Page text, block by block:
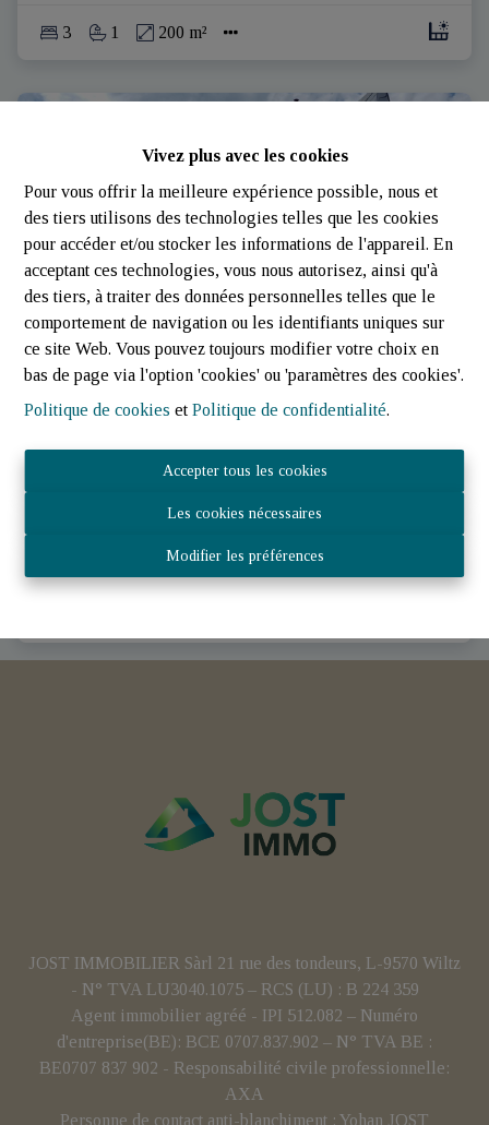
Vivez plus avec les cookies
Pour vous offrir la meilleure expérience possible, nous et
des tiers utilisons des technologies telles que les cookies
pour accéder et/ou stocker les informations de l'appareil. En
acceptant ces technologies, vous nous autorisez, ainsi qu'à
des tiers, à traiter des données personnelles telles que le
comportement de navigation ou les identifiants uniques sur
ce site Web. Vous pouvez toujours modifier votre choix en
bas de page via l'option 'cookies' ou 'paramètres des cookies'.
Politique de cookies etPolitique de confidentialité.
Accepter tous les cookies
Les cookies nécessaires
Modifier les préférences
3 1 200 m²
JOST IMMOBILIER Sàrl 21 rue des tondeurs, L-9570 Wiltz
- N° TVA LU3040.1075 – RCS (LU) : B 224 359
Agent immobilier agréé - IPI 512.082 – Numéro
d'entreprise(BE): BCE 0707.837.902 – N° TVA BE :
BE0707 837 902 - Responsabilité civile professionnelle:
AXA
Personne de contact anti-blanchiment : Yohan JOST